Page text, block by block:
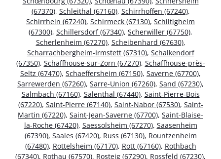
(67370), Schleithal (67160), Schirrhoffen (67240),
Schirrhein (67240), Schirmeck (67130), Schiltigheim
(67300), Schillersdorf (67340), Scherwiller (67750),
Scherlenheim (67270), Scheibenhard (67630),
Scharrachbergheim-Irmstett (67310), Schalkendorf
(67350), Schaffhouse-sur-Zorn (67270), Schaffhouse-près-
Seltz (67470), Schaeffersheim (67150), Saverne (67700),
Sarrewerden (67260), Sarre-Union (67260), Sand (67230),
Salmbach (67160), Salenthal (67440), Saint-Pierre-Bois
(67220), Saint-Pierre (67140), Saint-Nabor (67530), Saint-
Martin (67220), Saint-Jean-Saverne (67700), Saint-Blaise-
la-Roche (67420), Saessolsheim (67270), Saasenheim
(67390), Saales (67420), Russ (67130), Rountzenheim
(67480), Rottelsheim (67170), Rott (67160), Rothbach
(67340), Rothau (67570), Rosteig (67290), Rossfeld (67230),